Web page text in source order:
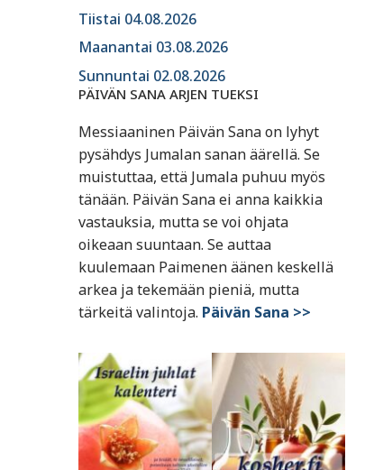
Tiistai 04.08.2026
Maanantai 03.08.2026
Sunnuntai 02.08.2026
PÄIVÄN SANA ARJEN TUEKSI
Messiaaninen Päivän Sana on lyhyt
pysähdys Jumalan sanan äärellä. Se
muistuttaa, että Jumala puhuu myös
tänään. Päivän Sana ei anna kaikkia
vastauksia, mutta se voi ohjata
oikeaan suuntaan. Se auttaa
kuulemaan Paimenen äänen keskellä
arkea ja tekemään pieniä, mutta
tärkeitä valintoja. Päivän Sana >>